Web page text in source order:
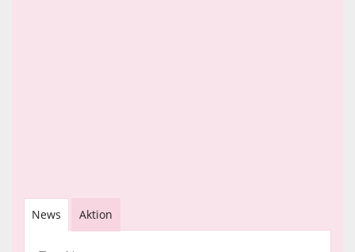
News Aktion